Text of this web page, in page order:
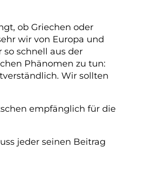
ob Griechen oder
wir von Europa und
schnell aus der
Phänomen zu tun:
Wir sollten
empfänglich für die
jeder seinen Beitrag